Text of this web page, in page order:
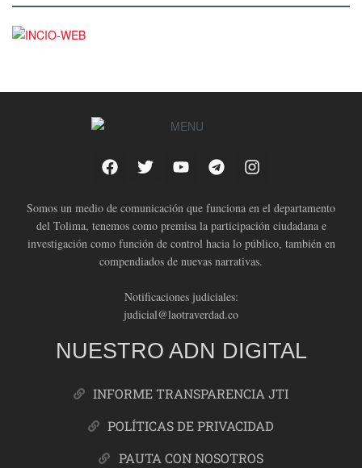
Somos un medio de comunicación que funciona en el departamento
del Tolima, tenemos como premisa la participación ciudadana e
investigación como función de control hacia lo público, también en
compendiados de nuevas narrativas.
Notificaciones judiciales:
judicial@laotraverdad.co
NUESTRO ADN DIGITAL
INFORME TRANSPARENCIA JTI
POLÍTICAS DE PRIVACIDAD
PAUTA CON NOSOTROS